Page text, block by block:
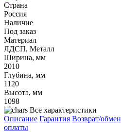
Страна
Россия
Наличие
Под заказ
Материал
ЛДСП, Металл
Ширина, мм
2010
Глубина, мм
1120
Высота, мм
1098
Все характеристики
Описание Гарантия Возврат/обмен
оплаты